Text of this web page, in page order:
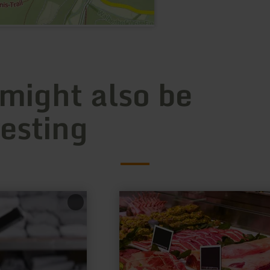
also be
learn
more
about:
Landmetzgerei
Bartz